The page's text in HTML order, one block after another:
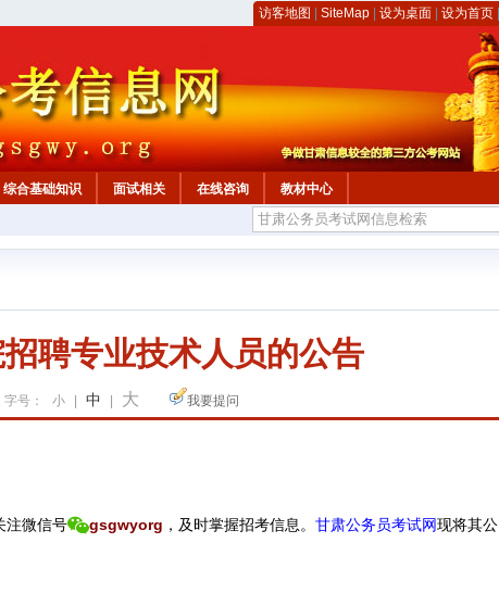
访客地图 SiteMap 设为桌面 设为首页
综合基础知识 面试相关 在线咨询
教材中心
聘专业技术人员的公告
字号： 小 中 大 我要提问
注微信号 gsgwyorg ， 及时掌握招考信息。 甘肃公务员考试网现将其公